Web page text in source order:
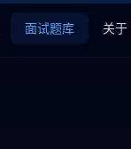
面试题库 关于